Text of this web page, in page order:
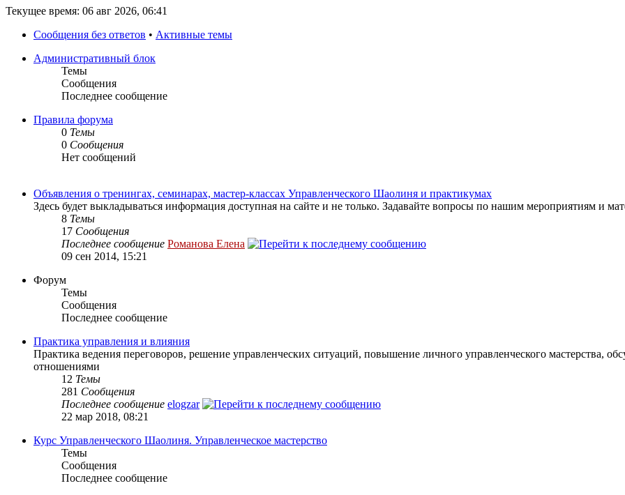
Текущее время: 06 авг 2026, 06:41
Сообщения без ответов • Активные темы
Административный блок
Темы
Сообщения
Последнее сообщение
Правила форума
0 Темы
0 Сообщения
Нет сообщений
Объявления о тренингах, семинарах, мастер-классах Управленческого Шаолиня и практикумах
Здесь будет выкладываться информация доступная на сайте и не только. Задавайте вопросы по нашим мероприятиям и
8 Темы
17 Сообщения
Последнее сообщение Романова Елена
09 сен 2014, 15:21
Форум
Темы
Сообщения
Последнее сообщение
Практика управления и влияния
Практика ведения переговоров, решение управленческих ситуаций, повышение личного управленческого мастерства,
отношениями
12 Темы
281 Сообщения
Последнее сообщение elogzar
22 мар 2018, 08:21
Курс Управленческого Шаолиня. Управленческое мастерство
Темы
Сообщения
Последнее сообщение